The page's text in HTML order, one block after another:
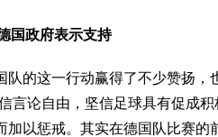
国政府表示支持
这一行动赢得了不少赞扬，
言论自由，坚信足球具有促成
加以惩戒。其实在德国队比赛的